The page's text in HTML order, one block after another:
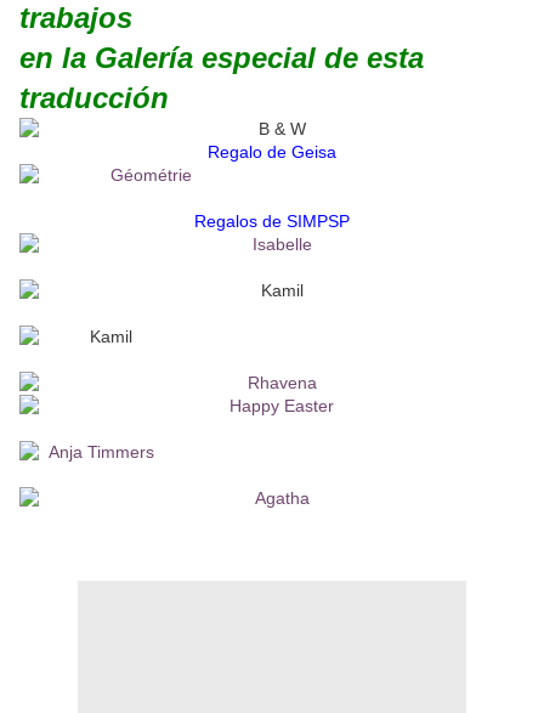
trabajos
en la Galería especial de esta
traducción
Regalo de Geisa
Regalos de SIMPSP